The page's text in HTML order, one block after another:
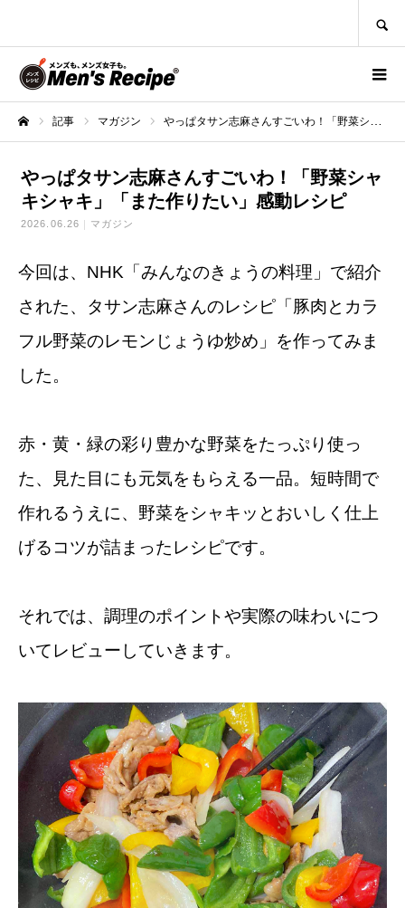
記事 マガジン やっぱタサン志麻さんすごいわ！「野菜シャキシャキ」「また作りたい」感動レシピ
やっぱタサン志麻さんすごいわ！「野菜シャ
キシャキ」「また作りたい」感動レシピ
2026.06.26 マガジン
今回は、NHK「みんなのきょうの料理」で紹介
された、タサン志麻さんのレシピ「豚肉とカラ
フル野菜のレモンじょうゆ炒め」を作ってみま
した。
赤・黄・緑の彩り豊かな野菜をたっぷり使っ
た、見た目にも元気をもらえる一品。短時間で
作れるうえに、野菜をシャキッとおいしく仕上
げるコツが詰まったレシピです。
それでは、調理のポイントや実際の味わいにつ
いてレビューしていきます。